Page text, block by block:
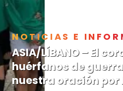
NOTICIAS E
ASIA/LÍBANO – El
huérfanos de
nuestra oración por